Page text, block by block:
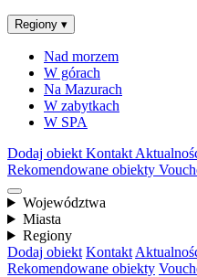
Regiony ▾
Nad morzem
W górach
Na Mazurach
W zabytkach
W SPA
Dodaj obiekt Kontakt
Rekomendowane obiekty
Województwa
Miasta
Regiony
Dodaj obiekt Kontakt
Rekomendowane obiekty